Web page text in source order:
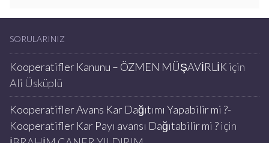
SORULARINIZ
Kooperatifler Kanunu – ÖZMEN MÜŞAVİRLİK için
Ali Üsküplü
Kooperatifler Avans Kar Dağıtımı Yapabilir mi ?-
Kooperatifler Kar Payı avansı Dağıtabilir mi ?için